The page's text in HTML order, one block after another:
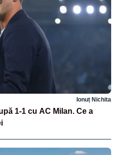
Ionuț Nichita
1-1 cu AC Milan. Ce a